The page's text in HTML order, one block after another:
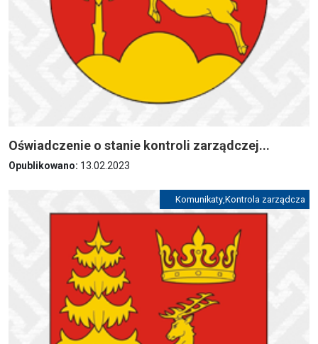
Oświadczenie o stanie kontroli zarządczej...
Opublikowano: 13.02.2023
Komunikaty Kontrola zarządcza